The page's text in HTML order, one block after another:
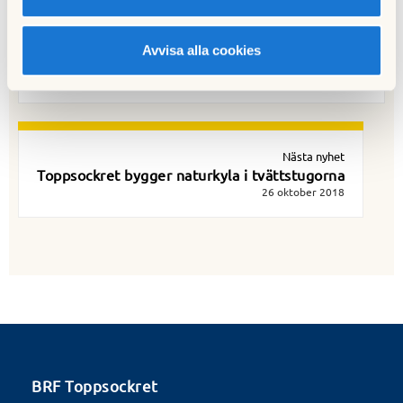
Avvisa alla cookies
Föregående nyhet
21 juli 2018
Nästa nyhet
Toppsockret bygger naturkyla i tvättstugorna
26 oktober 2018
BRF Toppsockret